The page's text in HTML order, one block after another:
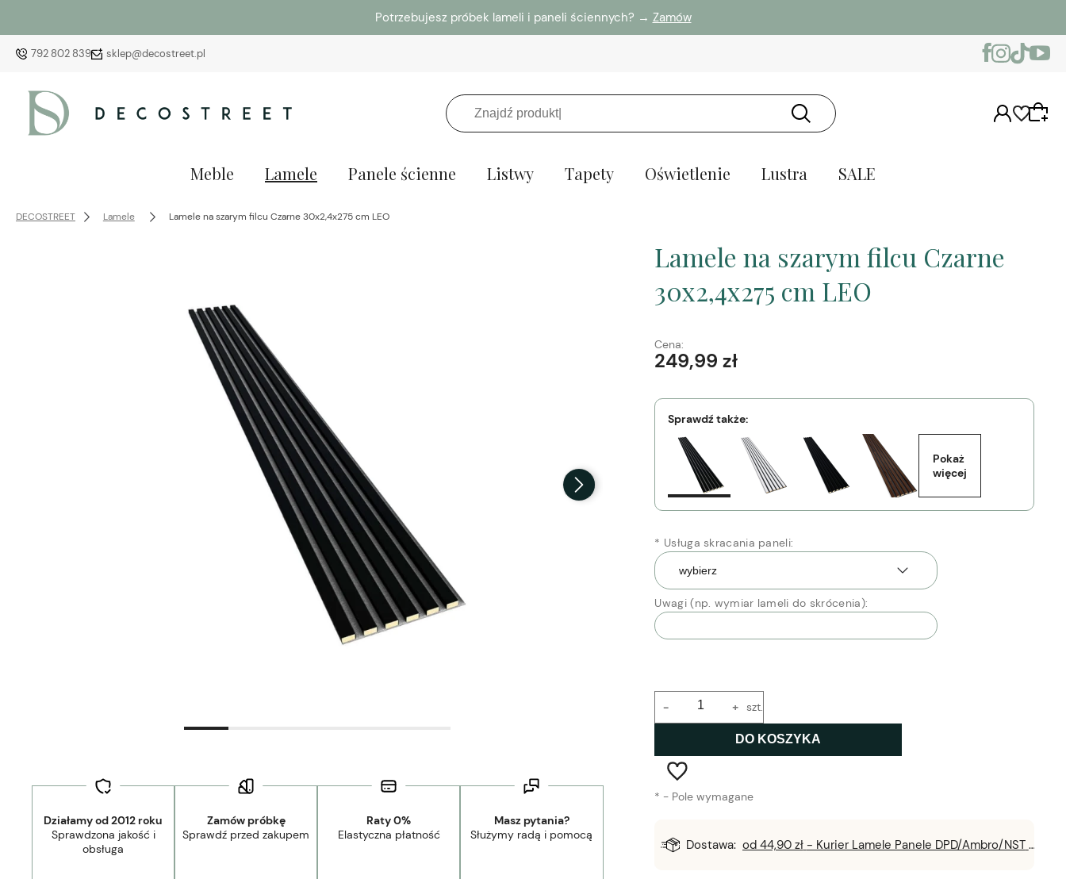
Potrzebujesz próbek lameli i paneli ściennych? → Zamów
792 802 839 sklep@decostreet.pl
Meble Lamele Panele ścienne Listwy Tapety Oświetlenie Lustra SALE
DECOSTREET Lamele Lamele na szarym filcu Czarne 30x2,4x275 cm LEO
Działamy od 2012 roku
Sprawdzona jakość i
obsługa
Zamów próbkę
Sprawdź przed zakupem
Raty 0%
Elastyczna płatność
Masz pytania?
Służymy radą i pomocą
Lamele na szarym filcu Czarne
30x2,4x275 cm LEO
Cena:
249,99 zł
Sprawdź także:
Pokaż
więcej
* Usługa skracania paneli:
Uwagi (np. wymiar lameli do skrócenia):
+
- szt.
DO KOSZYKA
* - Pole wymagane
- Kurier Lamele Panele DPD/Ambro/NST 1-3 dni robocze Dostawa: od 44,90 zł - Kurier Lamele Panele DPD/Ambro/NST